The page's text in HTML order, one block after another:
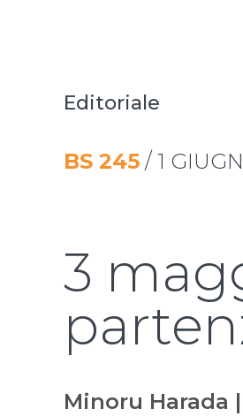
Editoriale
BS 245 / 1
3
Minoru Harada